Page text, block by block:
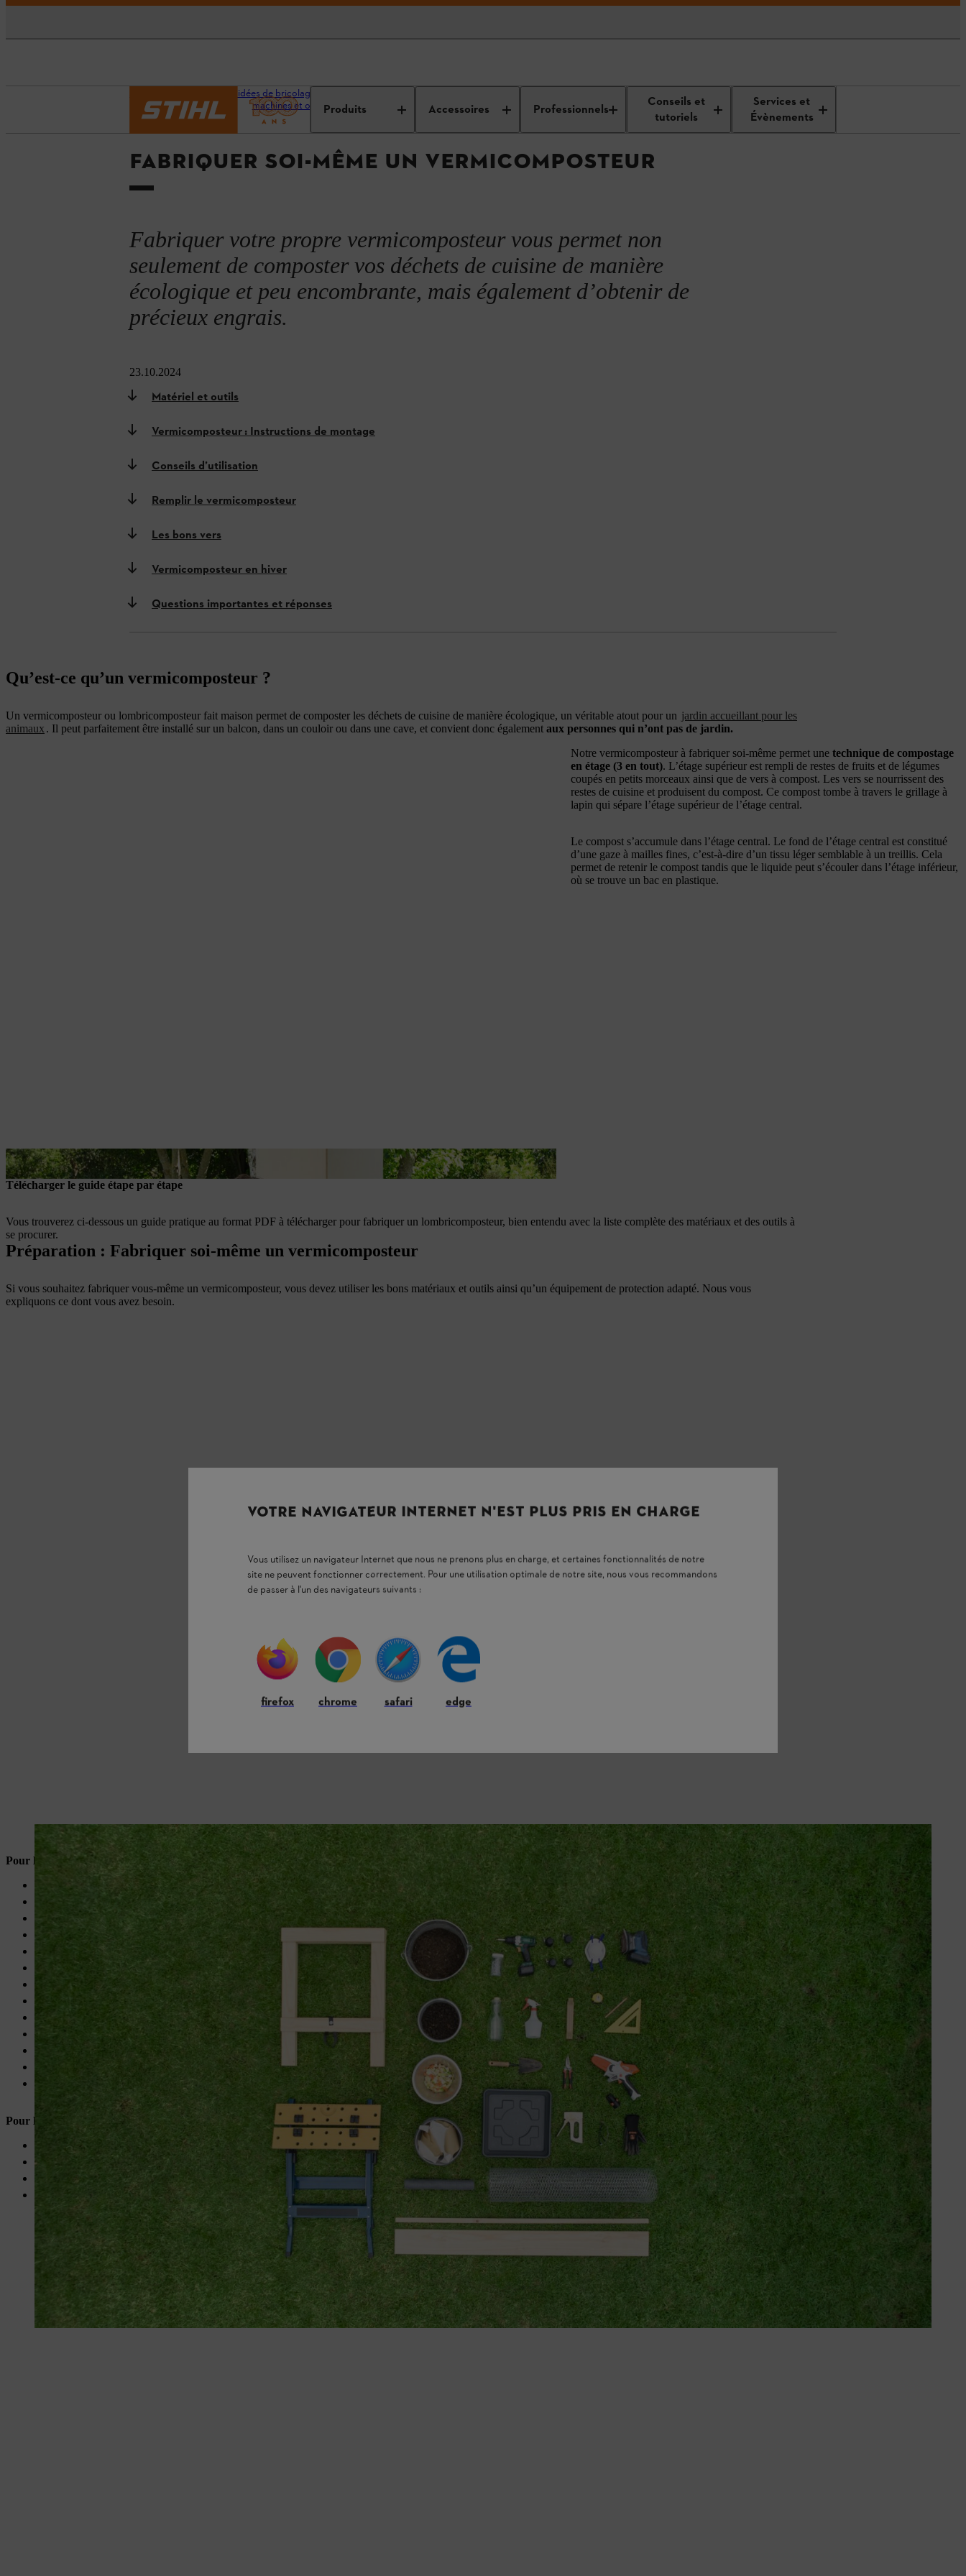
Produits Accessoires Professionnels
Conseils et
tutoriels
Services et
Évènements
Conseils et idées de bricolage et d’entretien des
machines et outils
votre jardin
déchets verts
Fabriquer soi-même un
vermicomposteur
FABRIQUER SOI-MÊME UN VERMICOMPOSTEUR
Fabriquer votre propre vermicomposteur vous permet non
seulement de composter vos déchets de cuisine de manière
écologique et peu encombrante, mais également d’obtenir de
précieux engrais.
23.10.2024
Matériel et outils
Vermicomposteur : Instructions de montage
Conseils d’utilisation
Remplir le vermicomposteur
Les bons vers
Vermicomposteur en hiver
Questions importantes et réponses
Qu’est-ce qu’un vermicomposteur ?
Un vermicomposteur ou lombricomposteur fait maison permet de composter les déchets de cuisine de manière écologique, un véritable atout pour un jardin accueillant pour les
animaux . Il peut parfaitement être installé sur un balcon, dans un couloir ou dans une cave, et convient donc également aux personnes qui n’ont pas de jardin.
Le vermicomposteur est ouvert pour le remplissage.
Notre vermicomposteur à fabriquer soi-même permet unetechnique de compostage
en étage (3 en tout). L’étage supérieur est rempli de restes de fruits et de légumes
coupés en petits morceaux ainsi que de vers à compost. Les vers se nourrissent des
restes de cuisine et produisent du compost. Ce compost tombe à travers le grillage à
lapin qui sépare l’étage supérieur de l’étage central.
Le compost s’accumule dans l’étage central. Le fond de l’étage central est constitué
d’une gaze à mailles fines, c’est-à-dire d’un tissu léger semblable à un treillis. Cela
permet de retenir le compost tandis que le liquide peut s’écouler dans l’étage inférieur,
où se trouve un bac en plastique.
Télécharger le guide étape par étape
Vous trouverez ci-dessous un guide pratique au format PDF à télécharger pour fabriquer un lombricomposteur, bien entendu avec la liste complète des matériaux et des outils à
se procurer.
Préparation : Fabriquer soi-même un vermicomposteur
Si vous souhaitez fabriquer vous-même un vermicomposteur, vous devez utiliser les bons matériaux et outils ainsi qu’un équipement de protection adapté. Nous vous
expliquons ce dont vous avez besoin.
Préparez tout le matériel nécessaire à la fabrication d’un vermicomposteur en amont.
Pour la fabrication du vermicomposteur
:
1 bac à plantes ou dessous de pot en plastique, env. 40 x 40 cm
9 planches en bois, 440 x 145 x 18 mm : pour les côtés longs + le couvercle
6 planches en bois, 400 x 145 x 18 mm : pour les côtés courts
12 lattes en bois, 400 x 29 x 13 mm : étage supérieur + central sur les côtés longs à l’intérieur – horizontalement et verticalement – ainsi qu’étage inférieur sur les côtés longs et sous le couvercle
6 lattes en bois, 340 x 29 x 13 mm : sur le côté court, à l’intérieur des trois étages
2 lattes en bois, 440 x 29 x 13 mm : sur le couvercle entre les 3 planches
52 vis à bois/Spax, 4 x 35 mm : pour le vissage des planches et des lattes verticales ainsi que pour les lattes sur le couvercle
24 vis à bois/Spax, 4 x 45 mm : pour la fixation des lattes horizontales
16 vis à bois/Spax, 3,5 x 20 mm : pour les roulettes de meubles
4 roulettes de meubles, plaque de base env. 40 x 40 mm
1 grillage à lapin/grillage à poule, rouleau de 50 cm de large env.
1 gaze anti-insectes, blanc, env. 60 x 60 cm
Pour le remplissage du vermicomposteur
Déchets de cuisine, coupés en petits morceaux
Papier journal/carton fin
1 litre de terreau
Et aussi : 1 colonie de vers à compost, de préférence un mélange d’espèces Eisenia (prévoir 500 à 1 000 vers par mètre carré)
VOTRE NAVIGATEUR INTERNET N'EST PLUS PRIS EN CHARGE
Vous utilisez un navigateur Internet que nous ne prenons plus en charge, et certaines fonctionnalités de notre
site ne peuvent fonctionner correctement. Pour une utilisation optimale de notre site, nous vous recommandons
de passer à l'un des navigateurs suivants :
firefox chrome safari edge